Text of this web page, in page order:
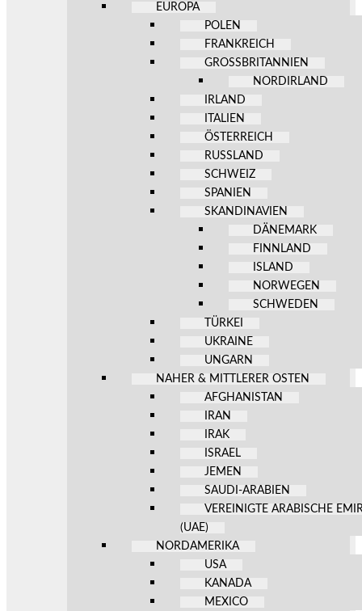
EUROPA
POLEN
FRANKREICH
GROSSBRITANNIEN
NORDIRLAND
IRLAND
ITALIEN
ÖSTERREICH
RUSSLAND
SCHWEIZ
SPANIEN
SKANDINAVIEN
DÄNEMARK
FINNLAND
ISLAND
NORWEGEN
SCHWEDEN
TÜRKEI
UKRAINE
UNGARN
NAHER & MITTLERER OSTEN
AFGHANISTAN
IRAN
IRAK
ISRAEL
JEMEN
SAUDI-ARABIEN
VEREINIGTE ARABISCHE
(UAE)
NORDAMERIKA
USA
KANADA
MEXICO